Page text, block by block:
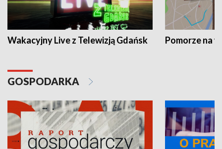
Wakacyjny Live z Telewizją Gdańsk Pomorze na
GOSPODARKA